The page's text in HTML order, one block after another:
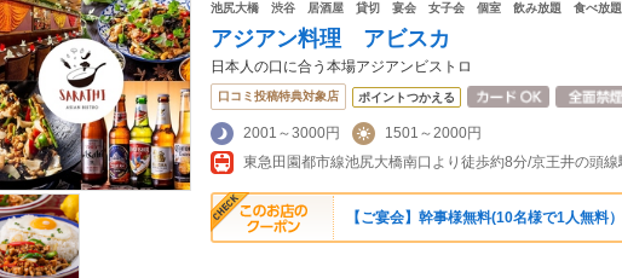
池尻大橋 渋谷 居酒屋 貸切 宴会 女子会 個室 飲み放題 食べ放題
アジアン料理 アビスカ
日本人の口に合う本場アジアンビストロ
口コミ投稿特典対象店 ポイントつかえる
2001～3000円
1501～2000円
【ご宴会】幹事様無料(10名様で1人無料）